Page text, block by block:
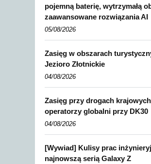
pojemną baterię, wytrzymałą
zaawansowane rozwiązania AI
05/08/2026
Zasięg w obszarach
Jezioro Złotnickie
04/08/2026
Zasięg przy drogach
operatorzy globalni przy DK30
04/08/2026
[Wywiad] Kulisy prac
najnowszą serią Galaxy Z